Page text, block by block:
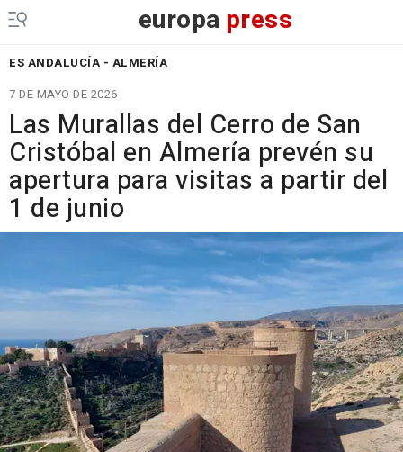
europa press
ES ANDALUCÍA - ALMERÍA
7 DE MAYO DE 2026
Las Murallas del Cerro de San
Cristóbal en Almería prevén su
apertura para visitas a partir del
1 de junio